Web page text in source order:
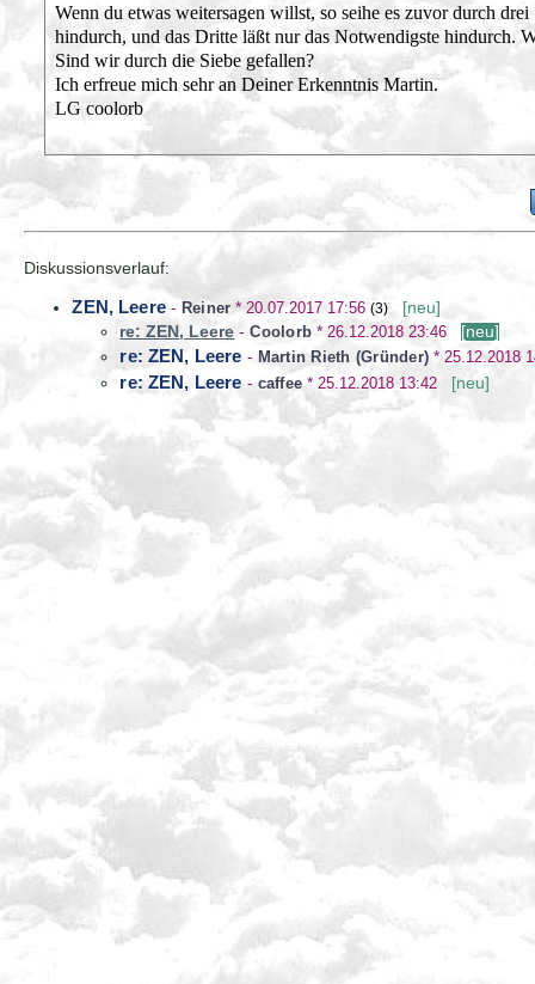
Wenn du etwas weitersagen willst, so seihe es zuvor durch
hindurch, und das Dritte läßt nur das Notwendigste hindurch.
Sind wir durch die Siebe gefallen?
Ich erfreue mich sehr an Deiner Erkenntnis Martin.
LG coolorb
Diskussionsverlauf:
ZEN, Leere- Reiner *20.07.2017 17:56 (3)
[neu]
re: ZEN, Leere -Coolorb *26.12.2018 23:46 [neu]
re: ZEN, Leere - Martin Rieth (Gründer) *25.12.2018
re: ZEN, Leere - caffee * 25.12.2018 13:42 [neu]